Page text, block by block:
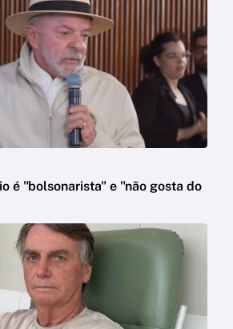
é "bolsonarista" e "não gosta do